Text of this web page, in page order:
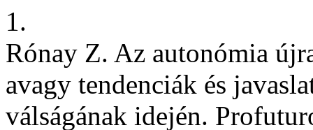
1.
Rónay Z. Az autonómia
avagy tendenciák és
válságának idején.